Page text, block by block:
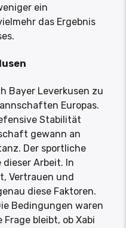
ein
das Ergebnis
Bayer Leverkusen zu
Europas.
Stabilität
gewann an
Der sportliche
dieser Arbeit. In
Vertrauen und
diese Faktoren.
Bedingungen waren
Frage bleibt, ob Xabi